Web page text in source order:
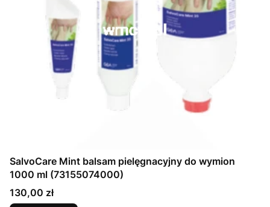
SalvoCare Mint balsam pielęgnacyjny do wymion
1000 ml (73155074000)
Cena
130,00 zł